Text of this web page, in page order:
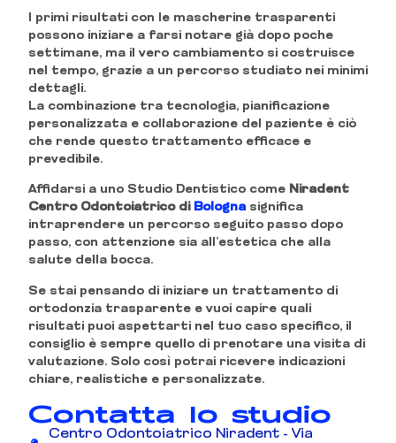
I primi risultati con le mascherine trasparenti
possono iniziare a farsi notare già dopo poche
settimane, ma il vero cambiamento si costruisce
nel tempo, grazie a un percorso studiato nei minimi
dettagli.
La combinazione tra tecnologia, pianificazione
personalizzata e collaborazione del paziente è ciò
che rende questo trattamento efficace e
prevedibile.
Affidarsi a uno Studio Dentistico come Niradent
Centro Odontoiatrico di Bologna significa
intraprendere un percorso seguito passo dopo
passo, con attenzione sia all’estetica che alla
salute della bocca.
Se stai pensando di iniziare un trattamento di
ortodonzia trasparente e vuoi capire quali
risultati puoi aspettarti nel tuo caso specifico, il
consiglio è sempre quello di prenotare una visita di
valutazione. Solo così potrai ricevere indicazioni
chiare, realistiche e personalizzate.
Contatta lo studio
Centro Odontoiatrico Niradent - Via